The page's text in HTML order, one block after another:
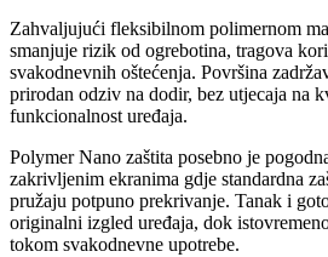
Zahvaljujući fleksibilnom polimernom
smanjuje rizik od ogrebotina, tragova
svakodnevnih oštećenja. Površina
prirodan odziv na dodir, bez utjecaja na
funkcionalnost uređaja.
Polymer Nano zaštita posebno je
zakrivljenim ekranima gdje standardna
pružaju potpuno prekrivanje. Tanak i
originalni izgled uređaja, dok
tokom svakodnevne upotrebe.